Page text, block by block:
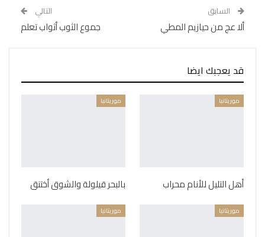
السابق
ألا عج من حيازيم المطي
التالي
جموع الثوب أثواب تعلم
قد يعجبك ايضا
موريتانيا
أهل التليل للأنام محراب
موريتانيا
بالبحر قيلولة والشوق أختنق
موريتانيا موريتانيا